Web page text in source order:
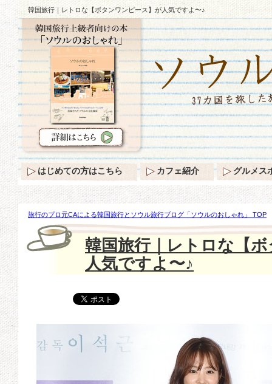
韓国旅行｜レトロな【ボタンワンピース】が人気ですよ〜♪
旅行のプロ元CAによる韓国旅行とソウル旅行ブログ「ソウルのおしゃれ」 TOP
【ボタンワンピース】が人気ですよ〜♪
韓国旅行｜レトロな【
人気ですよ〜♪
はじめての方はこちら カフェ紹介 グルメス